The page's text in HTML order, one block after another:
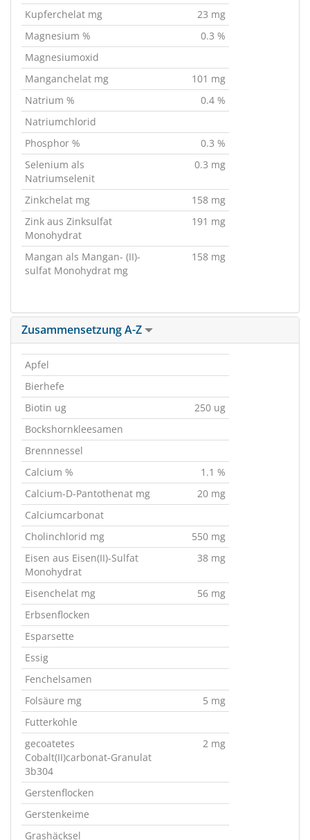
Kupferchelat mg
23 mg
Magnesium %
0.3 %
Magnesiumoxid
Manganchelat mg
101 mg
Natrium %
0.4 %
Natriumchlorid
Phosphor %
0.3 %
Selenium als
Natriumselenit
0.3 mg
Zinkchelat mg
158 mg
Zink aus Zinksulfat
Monohydrat
191 mg
Mangan als Mangan- (II)-
sulfat Monohydrat mg
158 mg
Zusammensetzung A-Z
Apfel
Bierhefe
Biotin ug
250 ug
Bockshornkleesamen
Brennnessel
Calcium %
1.1 %
Calcium-D-Pantothenat mg
20 mg
Calciumcarbonat
Cholinchlorid mg
550 mg
Eisen aus Eisen(II)-Sulfat
Monohydrat
38 mg
Eisenchelat mg
56 mg
Erbsenflocken
Esparsette
Essig
Fenchelsamen
Folsäure mg
5 mg
Futterkohle
gecoatetes
Cobalt(II)carbonat-Granulat
3b304
2 mg
Gerstenflocken
Gerstenkeime
Grashäcksel